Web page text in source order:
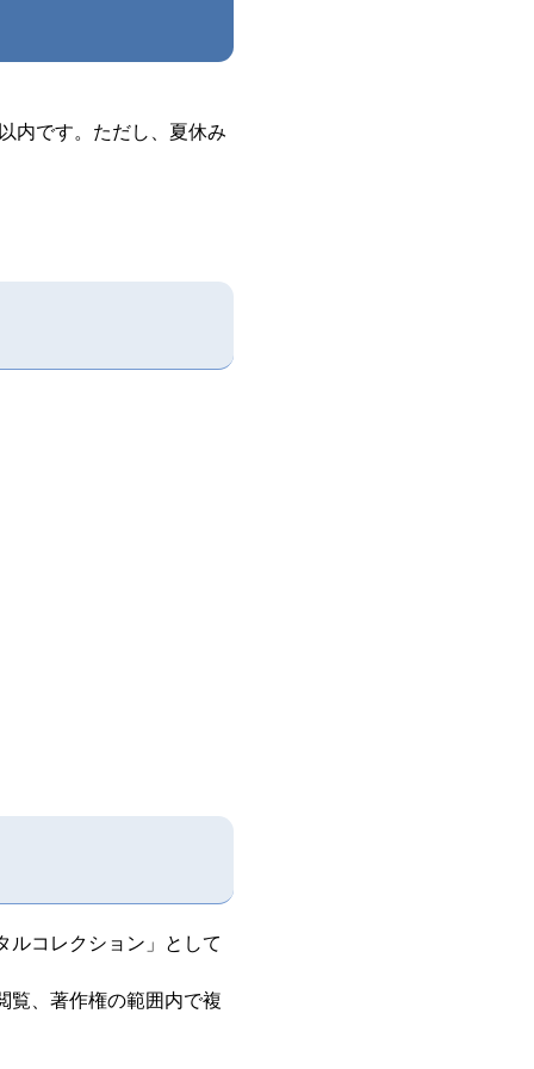
内です。ただし、夏休み
ルコレクション」として
覧、著作権の範囲内で複